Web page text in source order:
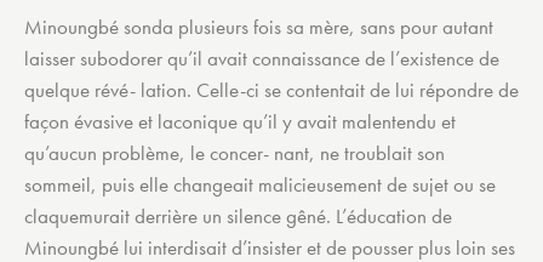
Minoungbé sonda plusieurs fois sa mère, sans pour autant
laisser subodorer qu’il avait connaissance de l’existence de
quelque révé- lation. Celle-ci se contentait de lui répondre de
façon évasive et laconique qu’il y avait malentendu et
qu’aucun problème, le concer- nant, ne troublait son
sommeil, puis elle changeait malicieusement de sujet ou se
claquemurait derrière un silence gêné. L’éducation de
Minoungbé lui interdisait d’insister et de pousser plus loin ses